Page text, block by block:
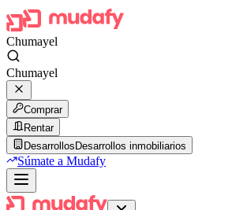
Chumayel
Chumayel
Comprar
Rentar
Desarrollos Desarrollos inmobiliarios
Súmate a Mudafy